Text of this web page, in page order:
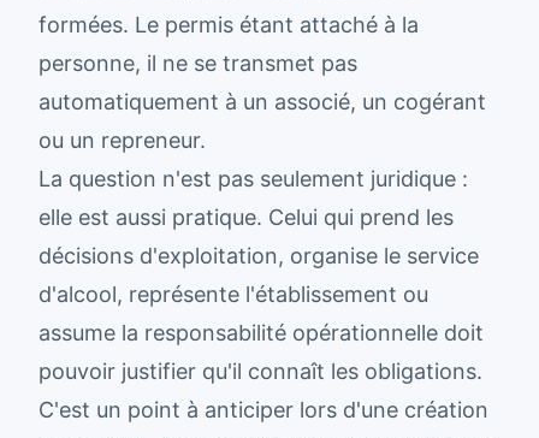
formées. Le permis étant attaché à la
personne, il ne se transmet pas
automatiquement à un associé, un cogérant
ou un repreneur.
La question n'est pas seulement juridique :
elle est aussi pratique. Celui qui prend les
décisions d'exploitation, organise le service
d'alcool, représente l'établissement ou
assume la responsabilité opérationnelle doit
pouvoir justifier qu'il connaît les obligations.
C'est un point à anticiper lors d'une création